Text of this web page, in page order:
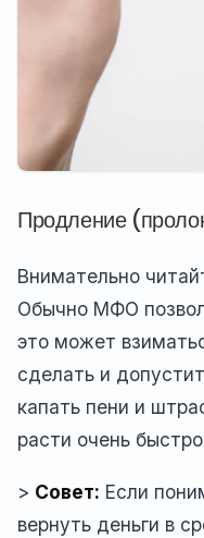
Продление
Внимательно
Обычно МФО
это может
сделать и
капать пени и
расти очень
> Совет: Если
вернуть деньги в